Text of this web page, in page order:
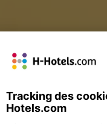
supprimé. Il n'est
sincèrement d'avoir